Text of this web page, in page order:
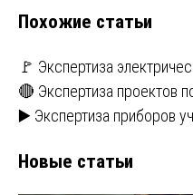
Похожие статьи
🚩 Экспертиза
🔴 Экспертиза проектов
▶️ Экспертиза приборов
Новые статьи